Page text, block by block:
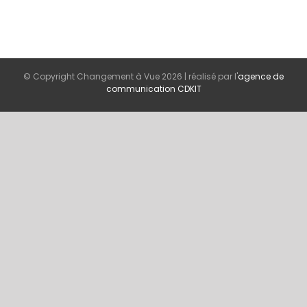
© Copyright Changement à Vue 2026 | réalisé par l'agence de
communication CDKIT